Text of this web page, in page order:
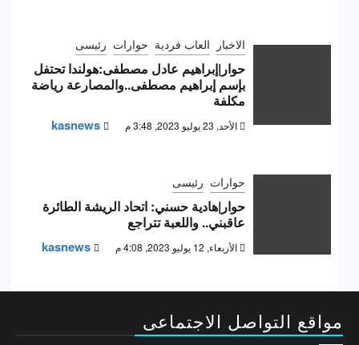
الاخبار العاب فردية حوارات رئيسى
حوار|إبراهيم عادل مصطفى:هولندا تحتفل
بإسم إبراهيم مصطفى..والمصارعة رياضة
مكلفة
الأحد, 23 يوليو 2023, 3:48 م kasnews
حوارات رئيسى
حوار|هادية حسني: اتحاد الريشة الطائرة
عاقبني.. واللعبة تتراجع
الأربعاء, 12 يوليو 2023, 4:08 م kasnews
مواقع التواصل الاجتماعى